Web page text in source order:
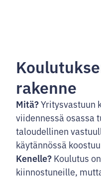
Conduct
Company
rakenne
Mitä?Yritysvastuun
viidennessä osassa
taloudellinen
käytännössä
Kenelle? Koulutus
kiinnostuneille,